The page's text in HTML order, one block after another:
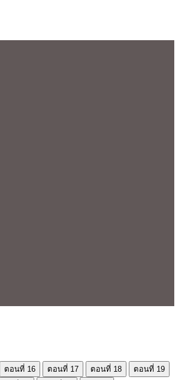
ตอนที่ 16 ตอนที่ 17 ตอนที่ 18
ตอนที่ 19